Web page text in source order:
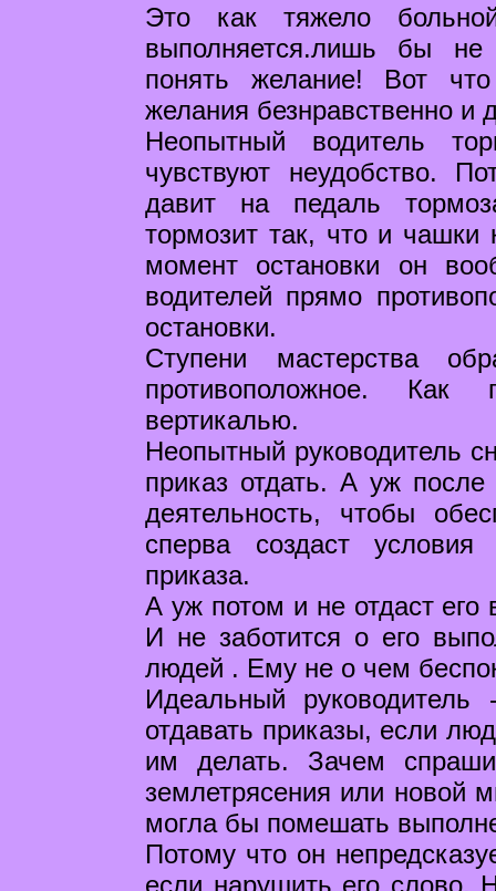
Это как тяжело
выполняется.лишь бы
понять желание! Вот
желания безнравственно и
Неопытный водитель
чувствуют неудобство.
давит на педаль
тормозит так, что и чашки
момент остановки он
водителей прямо
остановки.
Ступени мастерства
противоположное. Как
вертикалью.
Неопытный руководитель
приказ отдать. А уж после
деятельность, чтобы
сперва создаст
приказа.
А уж потом и не отдаст
И не заботится о его
людей . Ему не о чем
Идеальный
отдавать приказы, если
им делать. Зачем
землетрясения или новой
могла бы помешать
Потому что он
если нарушить его слово.